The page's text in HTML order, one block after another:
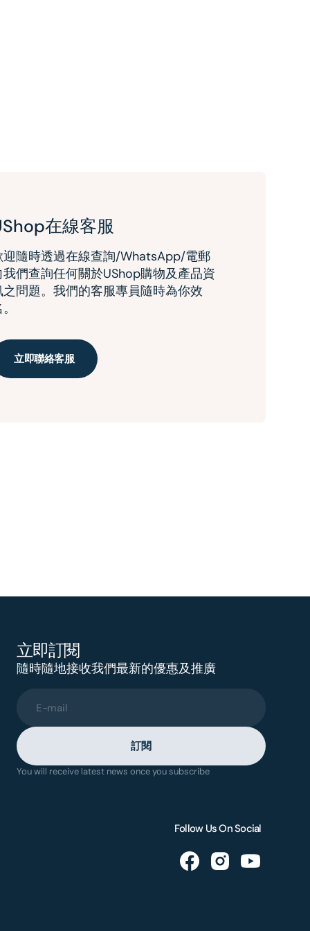
在線客服
迎隨時透過在線查詢/WhatsApp/電郵
我們查詢任何關於UShop購物及產品資
之問題。我們的客服專員隨時為你效
立即聯絡客服
立即訂閱
隨時隨地接收我們最新的優惠及推廣
E-mail
訂閱
You will receive latest news once you subscribe
Follow Us On Social